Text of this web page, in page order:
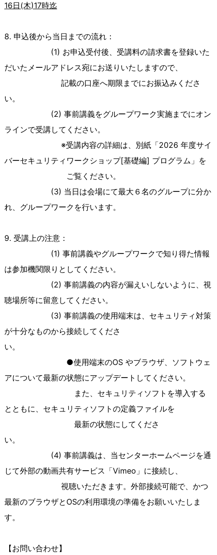
16日(木)17時迄
8. 申込後から当日までの流れ：
(1) お申込受付後、受講料の請求書を登録いた
だいたメールアドレス宛にお送りいたしますので、
記載の口座へ期限までにお振込みくださ
い。
(2) 事前講義をグループワーク実施までにオン
ラインで受講してください。
※受講内容の詳細は、別紙「2026 年度サイ
バーセキュリティワークショップ[基礎編] プログラム」 を
ご覧ください。
(3) 当日は会場にて最大６名のグループに分か
れ、グループワークを行います。
9. 受講上の注意：
(1) 事前講義やグループワークで知り得た情報
は参加機関限りとしてください。
(2) 事前講義の内容が漏えいしないように、視
聴場所等に留意してください。
(3) 事前講義の使用端末は、セキュリティ対策
が十分なものから接続してくださ
い。
●使用端末のOS やブラウザ、ソフトウェ
アについて最新の状態にアップデートしてください。
また、セキュリティソフトを導入する
とともに、セキュリティソフトの定義ファイルを
最新の状態にしてくださ
い。
(4) 事前講義は、当センターホームページを通
じて外部の動画共有サービス「Vimeo 」に接続し、
視聴いただきます。外部接続可能で、かつ
最新のブラウザと OSの利用環境の準備をお願いいたしま
す。
【お問い合わせ】